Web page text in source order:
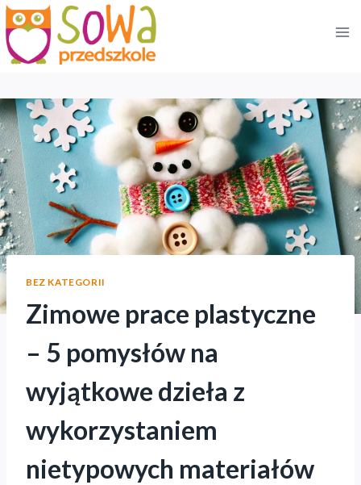
Przejdź
do
treści
BEZ KATEGORII
Zimowe prace plastyczne
– 5 pomysłów na
wyjątkowe dzieła z
wykorzystaniem
nietypowych materiałów